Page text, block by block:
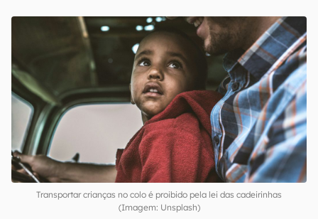
Transportar crianças no colo é proibido pela lei das cadeirinhas
(Imagem: Unsplash)